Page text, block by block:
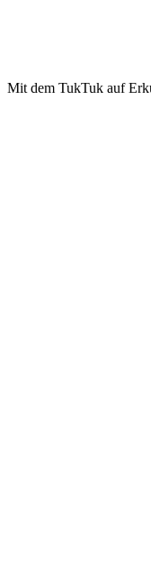
Mit dem TukTuk auf